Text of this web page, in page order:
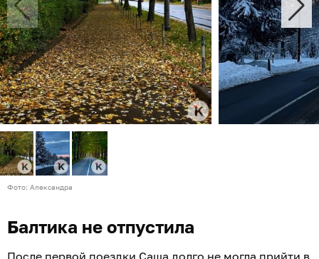
Фото: Александра
Балтика не отпустила